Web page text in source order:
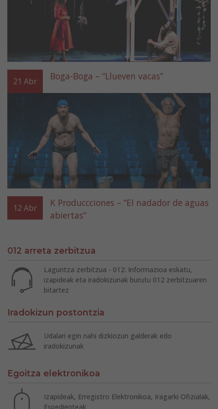
21 Abr Boga-Boga – “Llueven vacas”
12 Abr
K Produccciones – “El nadador de aguas
abiertas”
012 arreta zerbitzua
Laguntza zerbitzua - 012: Informazioa eskatu,
izapideak eta iradokizunak burutu 012 zerbitzuaren
bitartez
Iradokizun postontzia
Udalari egin nahi dizkiozun galderak edo
iradokizunak
Egoitza elektronikoa
Izapideak, Erregistro Elektronikoa, Iragarki Ofizialak,
Espedienteak